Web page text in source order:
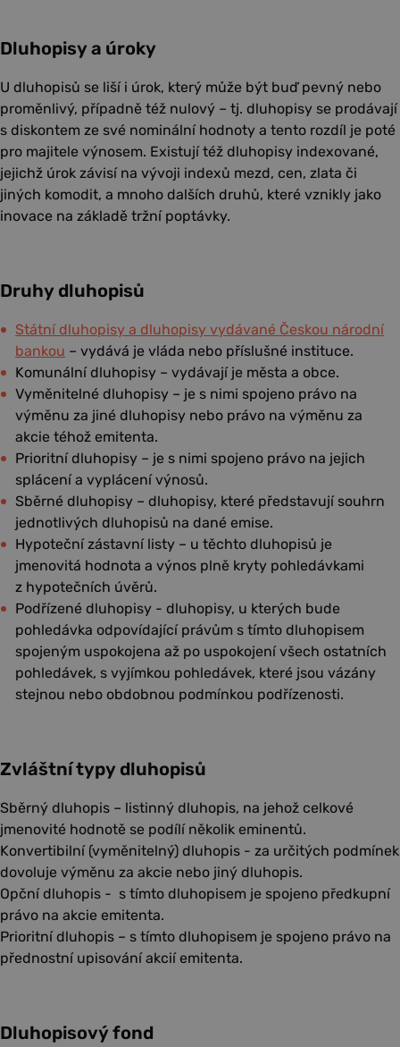
Dluhopisy a úroky
U dluhopisů se liší i úrok, který může být buď pevný nebo
proměnlivý, případně též nulový – tj. dluhopisy se prodávají
s diskontem ze své nominální hodnoty a tento rozdíl je poté
pro majitele výnosem. Existují též dluhopisy indexované,
jejichž úrok závisí na vývoji indexů mezd, cen, zlata či
jiných komodit, a mnoho dalších druhů, které vznikly jako
inovace na základě tržní poptávky.
Druhy dluhopisů
Státní dluhopisy a dluhopisy vydávané Českou národní
bankou – vydává je vláda nebo příslušné instituce.
Komunální dluhopisy – vydávají je města a obce.
Vyměnitelné dluhopisy – je s nimi spojeno právo na
výměnu za jiné dluhopisy nebo právo na výměnu za
akcie téhož emitenta.
Prioritní dluhopisy – je s nimi spojeno právo na jejich
splácení a vyplácení výnosů.
Sběrné dluhopisy – dluhopisy, které představují souhrn
jednotlivých dluhopisů na dané emise.
Hypoteční zástavní listy – u těchto dluhopisů je
jmenovitá hodnota a výnos plně kryty pohledávkami
z hypotečních úvěrů.
Podřízené dluhopisy - dluhopisy, u kterých bude
pohledávka odpovídající právům s tímto dluhopisem
spojeným uspokojena až po uspokojení všech ostatních
pohledávek, s vyjímkou pohledávek, které jsou vázány
stejnou nebo obdobnou podmínkou podřízenosti.
Zvláštní typy dluhopisů
Sběrný dluhopis – listinný dluhopis, na jehož celkové
jmenovité hodnotě se podílí několik eminentů.
Konvertibilní (vyměnitelný) dluhopis - za určitých podmínek
dovoluje výměnu za akcie nebo jiný dluhopis.
Opční dluhopis - s tímto dluhopisem je spojeno předkupní
právo na akcie emitenta.
Prioritní dluhopis – s tímto dluhopisem je spojeno právo na
přednostní upisování akcií emitenta.
Dluhopisový fond